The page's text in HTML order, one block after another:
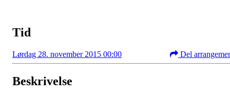
Tid
Lørdag 28. november 2015 00:00 Del
Beskrivelse